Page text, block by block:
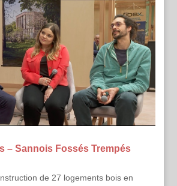
– Sannois Fossés Trempés
de 27 logements bois en